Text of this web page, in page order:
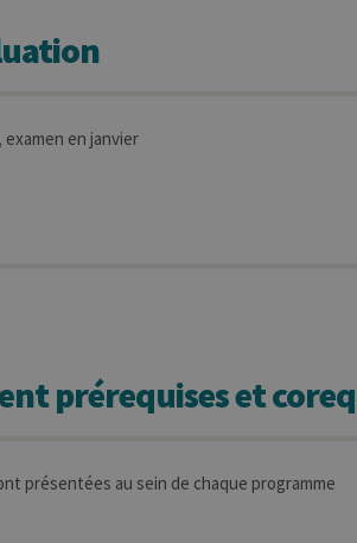
en janvier
prérequises et
présentées au sein de chaque programme